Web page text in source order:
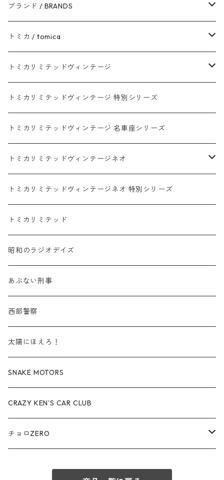
ブランド / BRANDS
トヨタ / TOYOTA
ダイハツ / DAIHATSU
マツダ / MAZDA
ホンダ / HONDA
日産 / NISSAN
スバル / SUBARU
スズキ / SUZUKI
三菱 / MITSUBISHI
シボレー / Chevrolet
ビー・エム・ダブリュー / BMW
レクサス / LEXUS
アウディ / Audi
ロータス / LOTUS
三菱ふそう/ MITSUBISHI FUSO
トミカ / tomica
赤箱 - 現行トミカ
赤箱 - 限定トミカ 初回特別カラー
赤箱 - 絶版（廃盤）トミカ No.1-120
赤箱 - 絶版（廃盤）トミカ No.1-9
赤箱 - 絶版（廃盤）トミカ No.10-19
赤箱 - 絶版（廃盤）トミカ No.60-69
赤箱 - 絶版（廃盤）トミカ No.70-79
赤箱 - 絶版（廃盤）トミカ No.110-119
赤箱 - 絶版（廃盤）ロングトミカ No.121-
赤箱 - 車種別
乗用車
商用車・公用車
トミカリミテッドヴィンテージ
TLV - NEW LINEUP
TLV - No. LV-00-195
TLV - No. LV-00-09
TLV - No. LV-10-19
TLV - No. LV-60-69
TLV - No. LV-70-79
TLV - No. LV-110-119
TLV - 車種別
乗用車
商用車・公用車
トミカリミテッドヴィンテージ 特別シリーズ
トミカリミテッドヴィンテージ 名車座シリーズ
トミカリミテッドヴィンテージネオ
TLVN - NEW LINEUP
TLVN - No. LV-00-219
TLVN - No. LV-00-09
TLVN - No. LV-10-19
TLVN - No. LV-60-69
TLVN - No. LV-70-79
TLVN - 車種別
乗用車
商用車・公用車
トミカリミテッドヴィンテージネオ 特別シリーズ
トミカリミテッド
昭和のラジオデイズ
あぶない刑事
西部警察
太陽にほえろ！
SNAKE MOTORS
CRAZY KEN'S CAR CLUB
チョロZERO